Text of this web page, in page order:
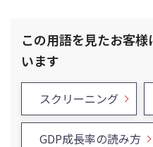
この用語を見たお客
います
スクリーニング
GDP成長率の読み方